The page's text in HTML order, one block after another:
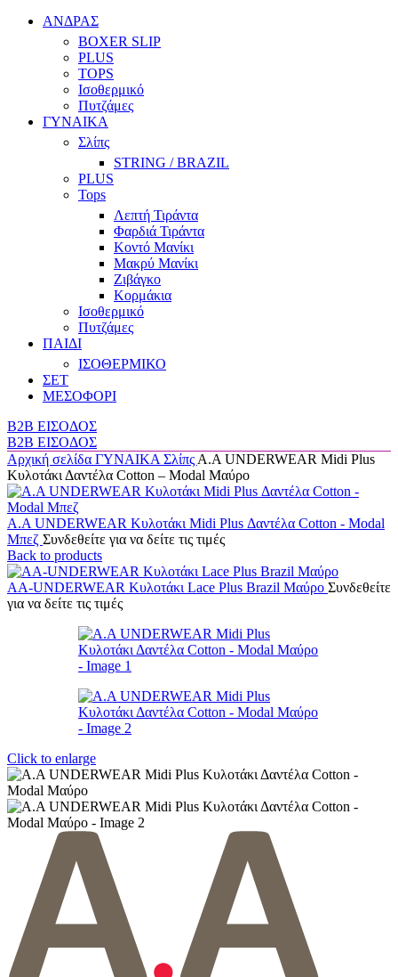
ΑΝΔΡΑΣ
BOXER SLIP
PLUS
TOPS
Ισοθερμικό
Πυτζάμες
ΓΥΝΑΙΚΑ
Σλίπς
STRING / BRAZIL
PLUS
Tops
Λεπτή Τιράντα
Φαρδιά Τιράντα
Κοντό Μανίκι
Μακρύ Μανίκι
Ζιβάγκο
Κορμάκια
Ισοθερμικό
Πυτζάμες
ΠΑΙΔΙ
ΙΣΟΘΕΡΜΙΚΟ
ΣΕΤ
ΜΕΣΟΦΟΡΙ
B2B ΕΙΣΟΔΟΣ
B2B ΕΙΣΟΔΟΣ
Αρχική σελίδα ΓΥΝΑΙΚΑ Σλίπς Α.A UNDERWEAR Midi Plus
Κυλοτάκι Δαντέλα Cotton – Modal Μαύρο
Α.A UNDERWEAR Κυλοτάκι Midi Plus Δαντέλα Cotton - Modal
Μπεζ Συνδεθείτε για να δείτε τις τιμές
Back to products
AA-UNDERWEAR Κυλοτάκι Lace Plus Brazil Μαύρο Συνδεθείτε
για να δείτε τις τιμές
Click to enlarge